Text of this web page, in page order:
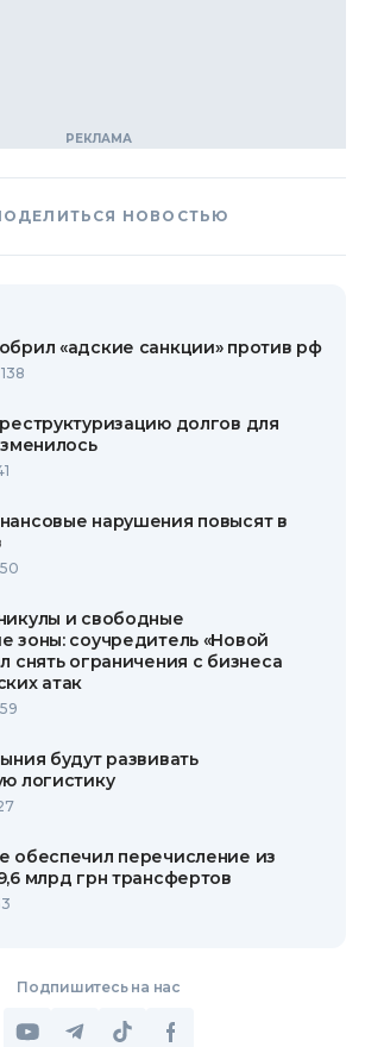
НОВОСТЬЮ
«адские санкции» против рф
138
долгов для
нарушения повысят в
и свободные
зоны: соучредитель «Новой
снять ограничения с бизнеса
атак
будут развивать
логистику
обеспечил перечисление из
млрд грн трансфертов
Подпишитесь на нас